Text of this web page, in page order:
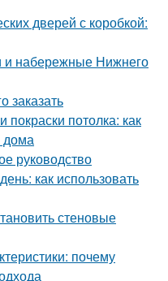
дверей с коробкой:
и набережные Нижнего
заказать
потолка: как
дома
руководство
как использовать
стеновые
почему